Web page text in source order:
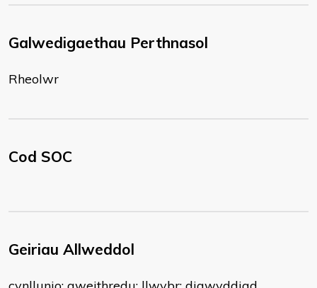
Galwedigaethau Perthnasol
Rheolwr
Cod SOC
Geiriau Allweddol